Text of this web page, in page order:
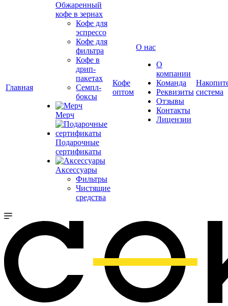
Главная
Обжаренный
кофе в зернах
Кофе для
эспрессо
Кофе для
фильтра
Кофе в
дрип-
пакетах
Семпл-
боксы
Мерч
Подарочные
сертификаты
Аксессуары
Фильтры
Чистящие
средства
Кофе
оптом
О нас
О
компании
Команда
Реквизиты
Отзывы
Контакты
Лицензии
система